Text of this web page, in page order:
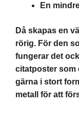
En
Då skapas en
rörig. För den
fungerar det
citatposter som
gärna i stort
metall för att